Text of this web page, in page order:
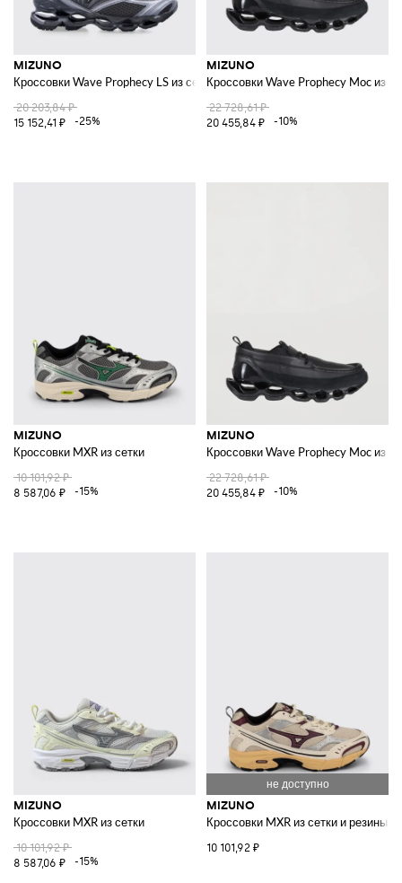
MIZUNO
Кроссовки Wave Prophecy LS из сетки и резины
20 203,84 ₽
15 152,41 ₽
-25%
MIZUNO
Кроссовки Wave Prophecy Moc из
22 728,61 ₽
20 455,84 ₽
-10%
MIZUNO
Кроссовки MXR из сетки
10 101,92 ₽
8 587,06 ₽
-15%
MIZUNO
Кроссовки Wave Prophecy Moc из
22 728,61 ₽
20 455,84 ₽
-10%
MIZUNO
Кроссовки MXR из сетки
10 101,92 ₽
8 587,06 ₽
-15%
MIZUNO
Кроссовки MXR из сетки и резины
10 101,92 ₽